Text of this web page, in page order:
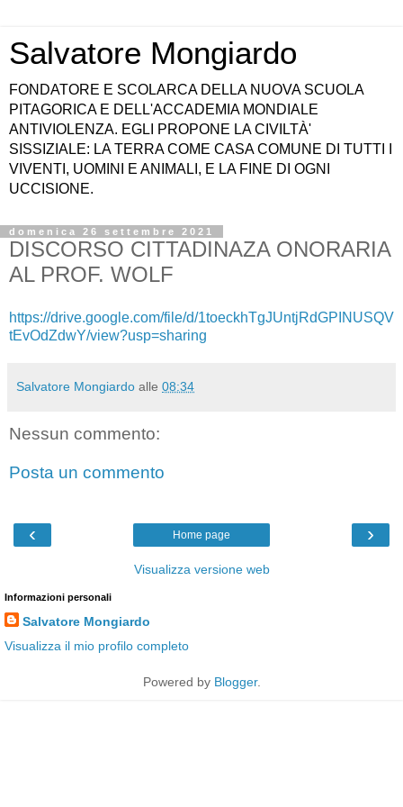
Salvatore Mongiardo
FONDATORE E SCOLARCA DELLA NUOVA SCUOLA
PITAGORICA E DELL'ACCADEMIA MONDIALE
ANTIVIOLENZA. EGLI PROPONE LA CIVILTÀ'
SISSIZIALE: LA TERRA COME CASA COMUNE DI TUTTI I
VIVENTI, UOMINI E ANIMALI, E LA FINE DI OGNI
UCCISIONE.
domenica 26 settembre 2021
DISCORSO CITTADINAZA ONORARIA
AL PROF. WOLF
https://drive.google.com/file/d/1toeckhTgJUntjRdGPINUSQV
tEvOdZdwY/view?usp=sharing
Salvatore Mongiardo alle 08:34
Nessun commento:
Posta un commento
‹ ›
Home page
Visualizza versione web
Informazioni personali
Salvatore Mongiardo
Visualizza il mio profilo completo
Powered by Blogger.